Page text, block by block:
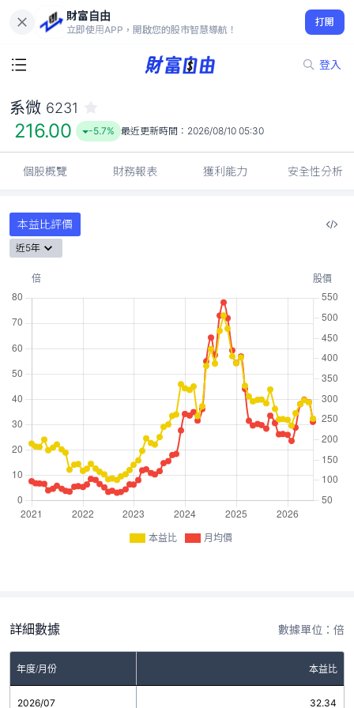
財富自由
立即使用APP，開啟您的股市智慧導航！
打開
登入
216.00
-5.7%
系微 6231
216.00 -5.7% 最近更新時間： 2026/08/10 05:30
個股概覽 財務報表 獲利能力 安全性分析
本益比評價
近5年
本益比 月均價
詳細數據 數據單位：倍
年度/月份 本益比
2026/07 32.34